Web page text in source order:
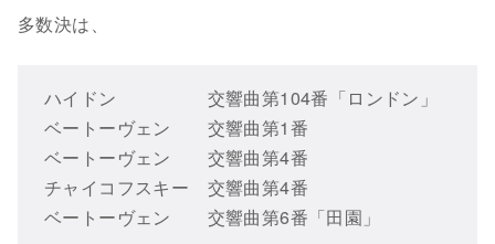
多数決は、
ハイドン 交響曲第104番「ロンドン」
ベートーヴェン 交響曲第1番
ベートーヴェン 交響曲第4番
チャイコフスキー 交響曲第4番
ベートーヴェン 交響曲第6番「田園」